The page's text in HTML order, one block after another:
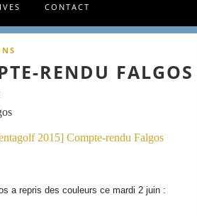
CONTACT
RENDU FALGOS
repris des couleurs ce mardi 2 juin :